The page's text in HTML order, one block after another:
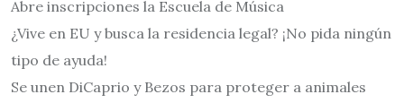
Abre inscripciones la Escuela de Música
¿Vive en EU y busca la residencia legal? ¡No pida ningún
tipo de ayuda!
Se unen DiCaprio y Bezos para proteger a animales